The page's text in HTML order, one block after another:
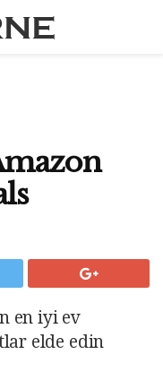
en iyi ev
elde edin